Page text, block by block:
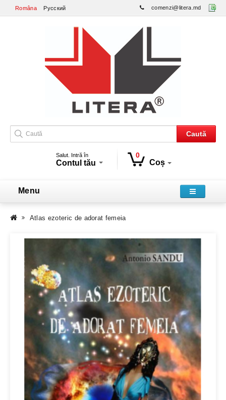
Româna Русский comenzi@litera.md
Caută
Salut. Intră în
Contul tău
0
Coș
Menu
Atlas ezoteric de adorat femeia